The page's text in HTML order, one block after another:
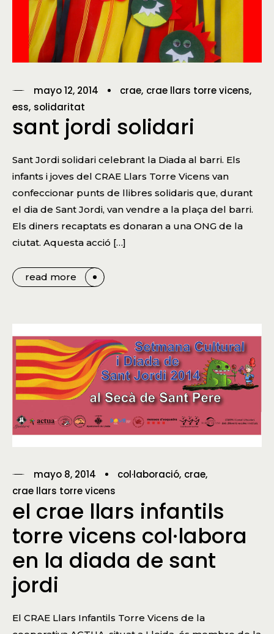
mayo 12, 2014 crae crae llars torre vicens
ess solidaritat
sant jordi solidari
Sant Jordi solidari celebrant la Diada al barri. Els
infants i joves del CRAE Llars Torre Vicens van
confeccionar punts de llibres solidaris que, durant
el dia de Sant Jordi, van vendre a la plaça del barri.
Els diners recaptats es donaran a una ONG de la
ciutat. Aquesta acció […]
read more
mayo 8, 2014 col·laboració crae
crae llars torre vicens
el crae llars infantils
torre vicens col·labora
en la diada de sant
jordi
El CRAE Llars Infantils Torre Vicens de la